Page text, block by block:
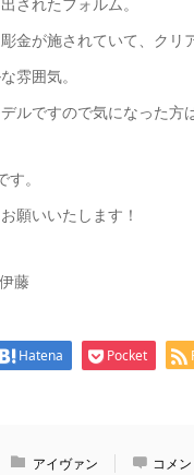
金が施されていて、クリ
雰囲気。
ルですので気になった方
。
願いいたします！
藤
Hatena Pocket
アイヴァン コメ